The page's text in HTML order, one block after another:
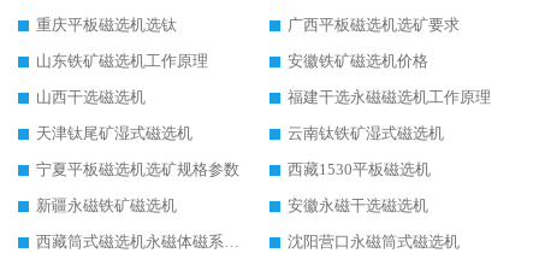
重庆平板磁选机选钛
广西平板磁选机选矿要求
山东铁矿磁选机工作原理
安徽铁矿磁选机价格
山西干选磁选机
福建干选永磁磁选机工作原理
天津钛尾矿湿式磁选机
云南钛铁矿湿式磁选机
宁夏平板磁选机选矿规格参数
西藏1530平板磁选机
新疆永磁铁矿磁选机
安徽永磁干选磁选机
西藏筒式磁选机永磁体磁系设计
沈阳营口永磁筒式磁选机